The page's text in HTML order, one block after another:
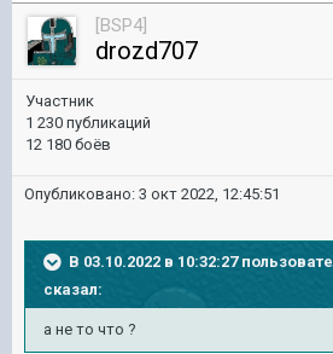
[BSP4]
drozd707
Участник
1 230 публикаций
12 180 боёв
Опубликовано: 3 окт 2022, 12:45:51
В 03.10.2022 в 10:32:27
сказал:
а не то что ?